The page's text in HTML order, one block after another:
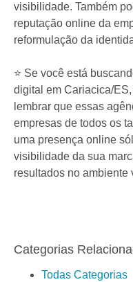
visibilidade. Também
reputação online da
reformulação da
⭐️ Se você está
digital em Cariacica/
lembrar que essas
empresas de todos os
uma presença online
visibilidade da sua
resultados no ambiente
Categorias
Todas Categorias